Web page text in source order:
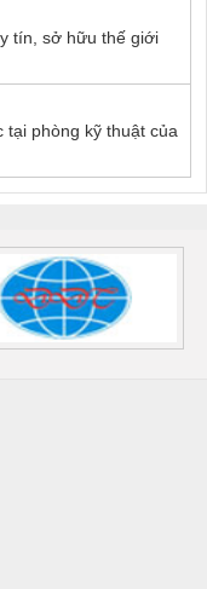
tín, sở hữu thế giới
tại phòng kỹ thuật của